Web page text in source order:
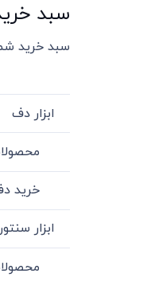
سبد
سبد خرید
ابزار دف
خرید
ابزار سنتور